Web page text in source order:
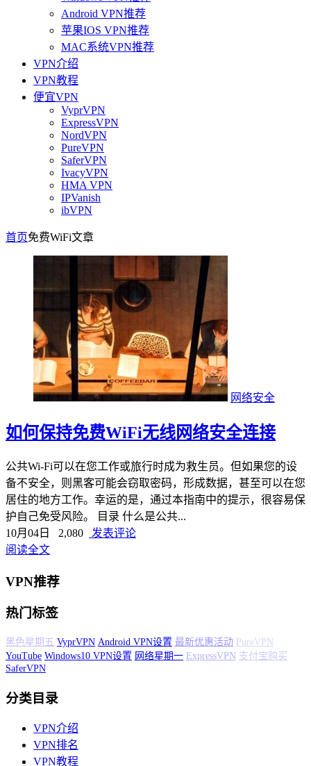
Android VPN推荐
苹果IOS VPN推荐
MAC系统VPN推荐
VPN介绍
VPN教程
便宜VPN
VyprVPN
ExpressVPN
NordVPN
PureVPN
SaferVPN
IvacyVPN
HMA VPN
IPVanish
ibVPN
首页免费WiFi文章
网络安全
如何保持免费WiFi无线网络安全连接
公共Wi-Fi可以在您工作或旅行时成为救生员。但如果您的设
备不安全，则黑客可能会窃取密码，形成数据，甚至可以在您
居住的地方工作。幸运的是，通过本指南中的提示，很容易保
护自己免受风险。 目录 什么是公共...
10月04日
2,080
发表评论
阅读全文
VPN推荐
热门标签
黑色星期五 VyprVPN Android VPN设置 最新优惠活动 PureVPN
YouTube Windows10 VPN设置 网络星期一 ExpressVPN 支付宝购买
SaferVPN
分类目录
VPN介绍
VPN排名
VPN教程